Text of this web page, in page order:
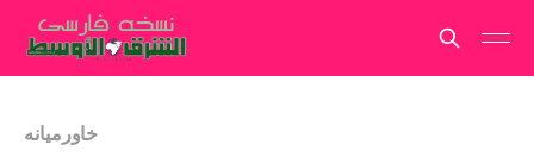
خاورمیانه